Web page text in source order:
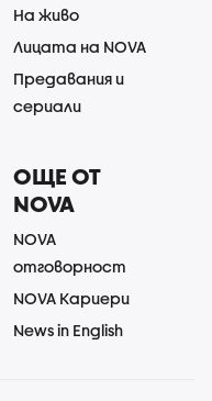
На живо
Лицата на NOVA
Предавания и
сериали
ОЩЕ ОТ
NOVA
NOVA
отговорност
NOVA Кариери
News in English